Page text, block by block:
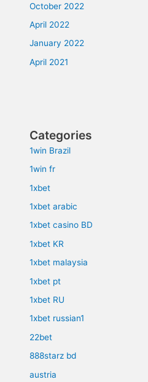
October 2022
April 2022
January 2022
April 2021
Categories
1win Brazil
1win fr
1xbet
1xbet arabic
1xbet casino BD
1xbet KR
1xbet malaysia
1xbet pt
1xbet RU
1xbet russian1
22bet
888starz bd
austria